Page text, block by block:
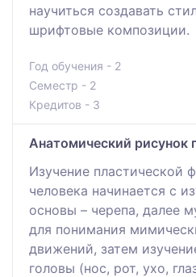
научиться создавать
шрифтовые композиции.
Год обучения - 2
Семестр - 2
Кредитов - 3
Анатомический рисунок
Изучение пластической
человека начинается с
основы – черепа, далее
для понимания
движений, затем
головы (нос, рот, ухо,